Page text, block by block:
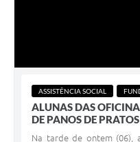
ASSISTÊNCIA SOCIAL
ALUNAS DAS
DE PANOS DE
Na tarde de ontem (06),